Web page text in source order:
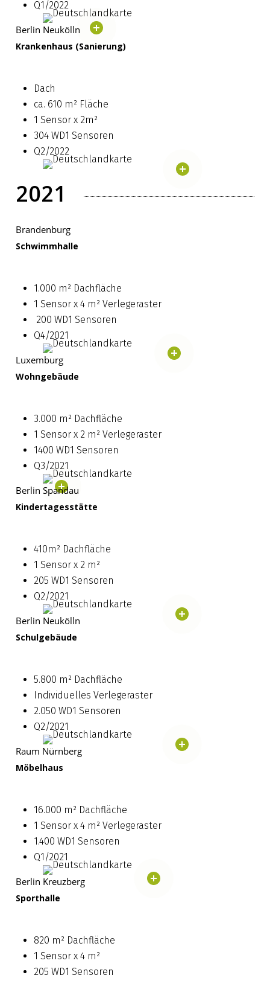
Q1/2022
Berlin Neukölln
Krankenhaus (Sanierung)
Dach
ca. 610 m² Fläche
1 Sensor x 2m²
304 WD1 Sensoren
Q2/2022
2021
Brandenburg
Schwimmhalle
1.000 m² Dachfläche
1 Sensor x 4 m² Verlegeraster
200 WD1 Sensoren
Q4/2021
Luxemburg
Wohngebäude
3.000 m² Dachfläche
1 Sensor x 2 m² Verlegeraster
1400 WD1 Sensoren
Q3/2021
Berlin Spandau
Kindertagesstätte
410m² Dachfläche
1 Sensor x 2 m²
205 WD1 Sensoren
Q2/2021
Berlin Neukölln
Schulgebäude
5.800 m² Dachfläche
Individuelles Verlegeraster
2.050 WD1 Sensoren
Q2/2021
Raum Nürnberg
Möbelhaus
16.000 m² Dachfläche
1 Sensor x 4 m² Verlegeraster
1.400 WD1 Sensoren
Q1/2021
Berlin Kreuzberg
Sporthalle
820 m² Dachfläche
1 Sensor x 4 m²
205 WD1 Sensoren